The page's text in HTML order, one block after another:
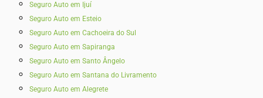
Seguro Auto em Ijuí
Seguro Auto em Esteio
Seguro Auto em Cachoeira do Sul
Seguro Auto em Sapiranga
Seguro Auto em Santo Ângelo
Seguro Auto em Santana do Livramento
Seguro Auto em Alegrete